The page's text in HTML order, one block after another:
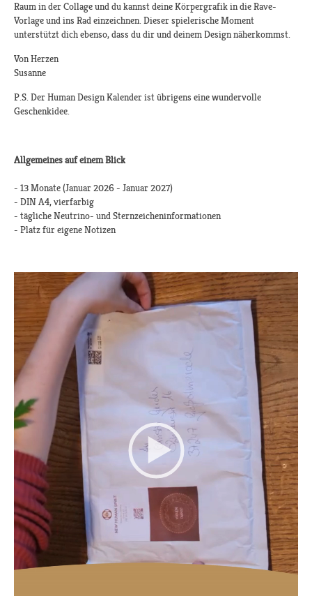
Raum in der Collage und du kannst deine Körpergrafik in die Rave-
Vorlage und ins Rad einzeichnen. Dieser spielerische Moment
unterstützt dich ebenso, dass du dir und deinem Design näherkommst.
Von Herzen
Susanne
P.S. Der Human Design Kalender ist übrigens eine wundervolle
Geschenkidee.
Allgemeines auf einem Blick
- 13 Monate (Januar 2026 - Januar 2027)
- DIN A4, vierfarbig
- tägliche Neutrino- und Sternzeicheninformationen
- Platz für eigene Notizen